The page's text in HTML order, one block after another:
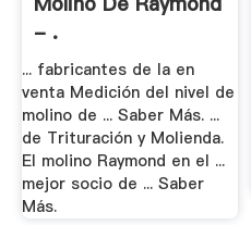
- .
... fabricantes de la en
venta Medición del nivel de
molino de ... Saber Más. ...
de Trituración y Molienda.
El molino Raymond en el ...
mejor socio de ... Saber
Más.